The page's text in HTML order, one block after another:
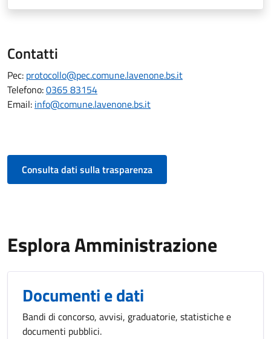
Contatti
Pec: protocollo@pec.comune.lavenone.bs.it
Telefono:0365 83154
Email: info@comune.lavenone.bs.it
Consulta dati sulla trasparenza
Esplora Amministrazione
Documenti e dati
Bandi di concorso, avvisi, graduatorie, statistiche e
documenti pubblici.